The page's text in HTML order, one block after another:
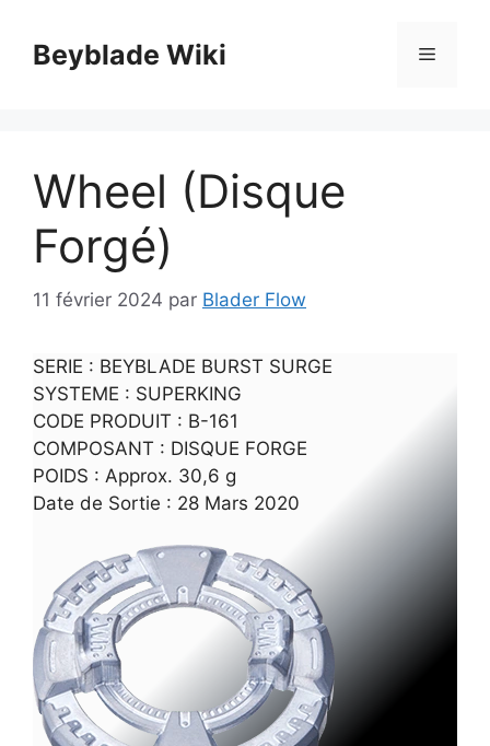
contenuBeyblade Wiki Menu
Wheel (Disque
Forgé)
11 février 2024 par Blader Flow
SERIE : BEYBLADE BURST SURGE
SYSTEME : SUPERKING
CODE PRODUIT : B-161
COMPOSANT : DISQUE FORGE
POIDS : Approx. 30,6 g
Date de Sortie : 28 Mars 2020